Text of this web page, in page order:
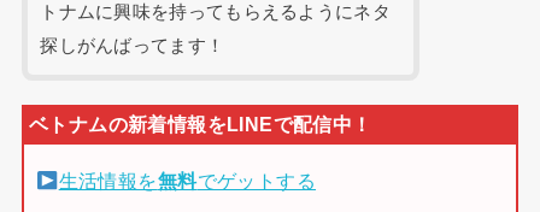
トナムに興味を持ってもらえるようにネタ
探しがんばってます！
生活情報を無料でゲットする